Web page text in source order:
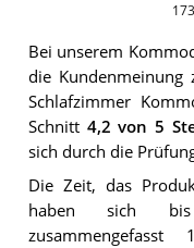
173
Bei unserem
die Kundenmeinung
Schlafzimmer
Schnitt 4,2 von 5
sich durch die
Die Zeit, das
haben sich